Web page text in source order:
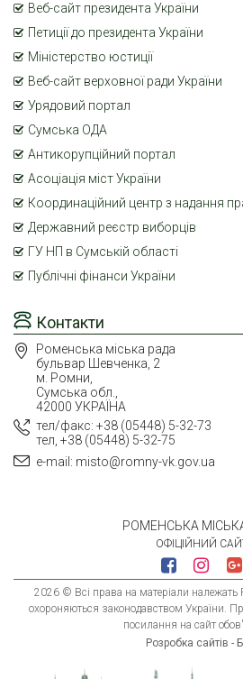
РОМЕНСЬКА
ОФІЦІЙНИЙ
2026 © Всі права на матеріали належать
охороняються законодавством України.
посилання на сайт
Розробка сайтів -
Контакти
Роменська міська рада
бульвар Шевченка, 2
м. Ромни,
Сумська обл.,
42000 УКРАЇНА
тел/факс: +38 (05448) 5-32-73
тел, +38 (05448) 5-32-75
e-mail: misto@romny-vk.gov.ua
Веб-сайт президента України
Петиції до президента України
Міністерство юстиції
Веб-сайт верховної ради України
Урядовий портал
Сумська ОДА
Антикорупційний портал
Асоціація міст України
Координаційний центр з надання
Державний реєстр виборців
ГУ НП в Сумській області
Публічні фінанси України